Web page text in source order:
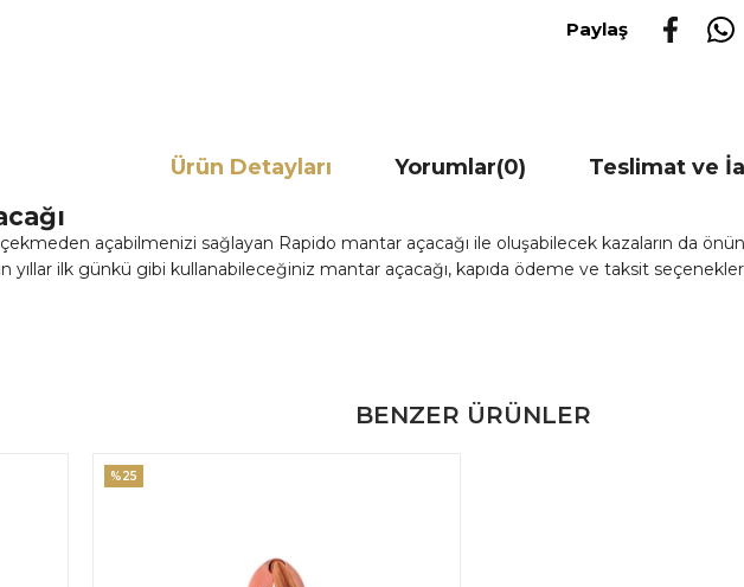
Paylaş
Ürün Detayları Yorumlar(0) Teslimat ve
açabilmenizi sağlayan Rapido mantar açacağı ile oluşabilecek kazaların da
ilk günkü gibi kullanabileceğiniz mantar açacağı, kapıda ödeme ve taksit
BENZER ÜRÜNLER
%25